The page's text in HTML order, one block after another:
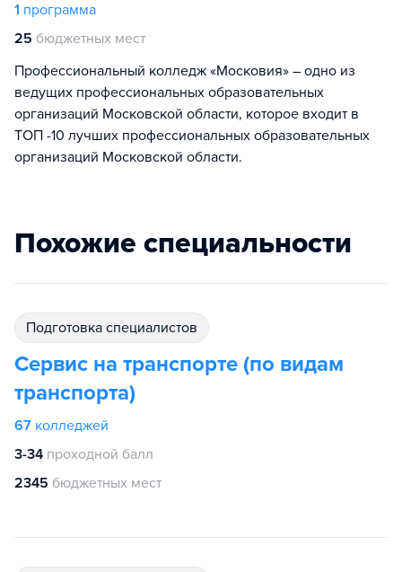
1 программа
25 бюджетных мест
Профессиональный колледж «Московия» – одно из
ведущих профессиональных образовательных
организаций Московской области, которое входит в
ТОП -10 лучших профессиональных образовательных
организаций Московской области.
Похожие специальности
подготовка специалистов
Сервис на транспорте (по видам
транспорта)
67 колледжей
3-34 проходной балл
2345 бюджетных мест